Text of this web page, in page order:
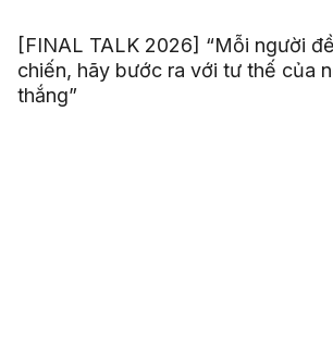
[FINAL TALK 2026] “Mỗi người
chiến, hãy bước ra với tư thế của
thắng”